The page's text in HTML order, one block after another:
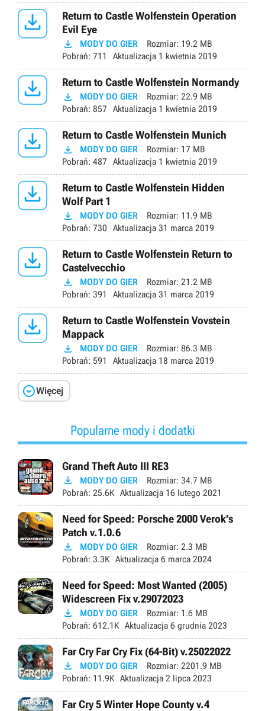

Return to Castle Wolfenstein Operation
Evil Eye
 MODY DO GIER Rozmiar: 19.2 MB
Pobrań: 711 Aktualizacja 1 kwietnia 2019
 Return to Castle Wolfenstein Normandy
 MODY DO GIER Rozmiar: 22.9 MB
Pobrań: 857 Aktualizacja 1 kwietnia 2019
 Return to Castle Wolfenstein Munich
 MODY DO GIER Rozmiar: 17 MB
Pobrań: 487 Aktualizacja 1 kwietnia 2019

Return to Castle Wolfenstein Hidden
Wolf Part 1
 MODY DO GIER Rozmiar: 11.9 MB
Pobrań: 730 Aktualizacja 31 marca 2019

Return to Castle Wolfenstein Return to
Castelvecchio
 MODY DO GIER Rozmiar: 21.2 MB
Pobrań: 391 Aktualizacja 31 marca 2019

Return to Castle Wolfenstein Vovstein
Mappack
 MODY DO GIER Rozmiar: 86.3 MB
Pobrań: 591 Aktualizacja 18 marca 2019
Więcej
Popularne mody i dodatki
Grand Theft Auto III RE3
 MODY DO GIER Rozmiar: 34.7 MB
Pobrań: 25.6K Aktualizacja 16 lutego 2021
Need for Speed: Porsche 2000 Verok’s
Patch v.1.0.6
 MODY DO GIER Rozmiar: 2.3 MB
Pobrań: 3.3K Aktualizacja 6 marca 2024
Need for Speed: Most Wanted (2005)
Widescreen Fix v.29072023
 MODY DO GIER Rozmiar: 1.6 MB
Pobrań: 612.1K Aktualizacja 6 grudnia 2023
Far Cry Far Cry Fix (64-Bit) v.25022022
 MODY DO GIER Rozmiar: 2201.9 MB
Pobrań: 11.9K Aktualizacja 2 lipca 2023
Far Cry 5 Winter Hope County v.4